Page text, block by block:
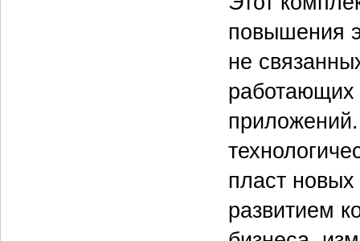
повышения
не
работающих
пласт
развитием